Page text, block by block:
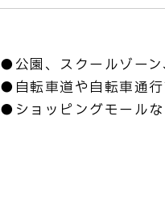
●公園、スクールゾー
●自転車道や自転車通
●ショッピングモール